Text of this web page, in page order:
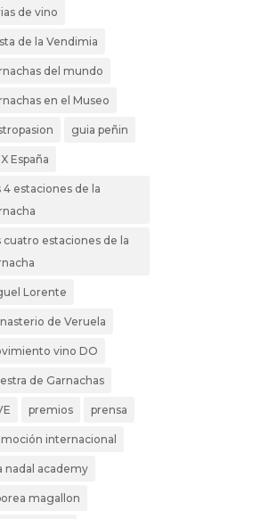
de vino
de la Vendimia
del mundo
en el Museo
guia peñin
España
4 estaciones de la
cuatro estaciones de la
Lorente
de Veruela
vino DO
de Garnachas
premios prensa
internacional
nadal academy
magallon